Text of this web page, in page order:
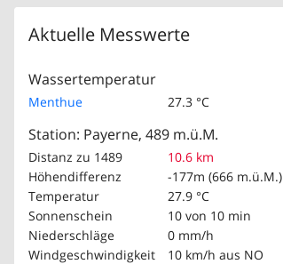
Aktuelle Messwerte
Wassertemperatur
Menthue 27.3 °C
Station: Payerne, 489 m.ü.M.
Distanz zu 1489
10.6 km
Höhendifferenz
-177m (666 m.ü.M.)
Temperatur
27.9 °C
Sonnenschein
10 von 10 min
Niederschläge
0 mm/h
Windgeschwindigkeit
10 km/h aus NO